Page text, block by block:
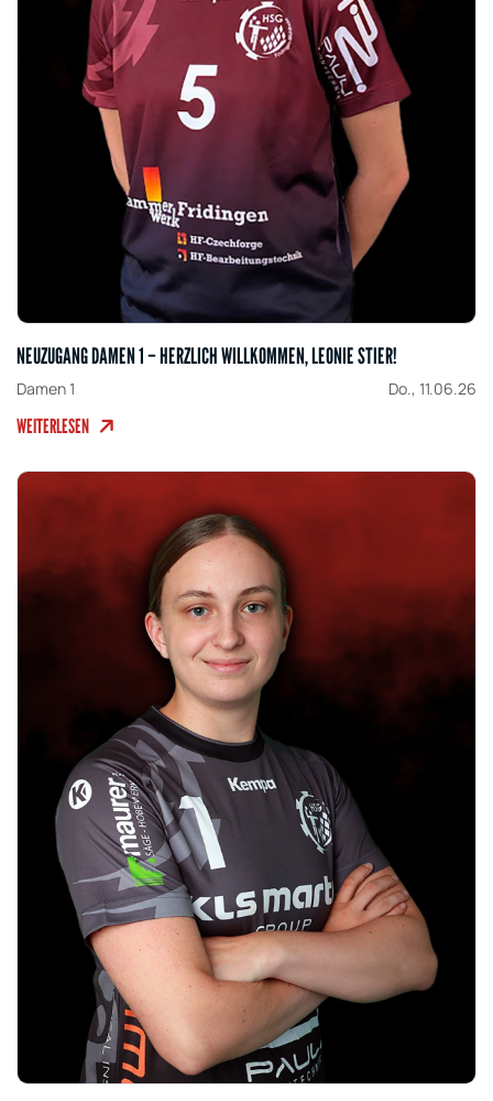
NEUZUGANG DAMEN 1 – HERZLICH WILLKOMMEN, LEONIE STIER!
Damen 1 Do., 11.06.26
WEITERLESEN